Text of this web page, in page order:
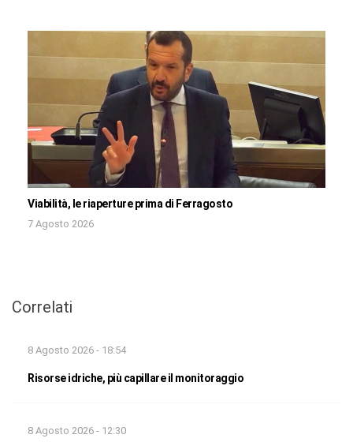
Viabilità, le riaperture prima di Ferragosto
7 Agosto 2026
Correlati
8 Agosto 2026 - 18:54
Risorse idriche, più capillare il monitoraggio
8 Agosto 2026 - 12:30